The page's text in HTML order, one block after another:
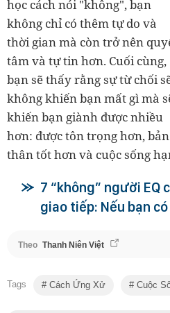
học cách nói "không", bạn
không chỉ có thêm tự do và
thời gian mà còn trở nên
tâm và tự tin hơn. Cuối cùng,
bạn sẽ thấy rằng sự từ chối
không khiến bạn mất gì mà
khiến bạn giành được nhiều
hơn: được tôn trọng hơn, bản
thân tốt hơn và cuộc sống
7 “không” người
giao tiếp: Nếu bạn
Theo Thanh Niên Việt
Tags Cách Ứng Xử Cuộc